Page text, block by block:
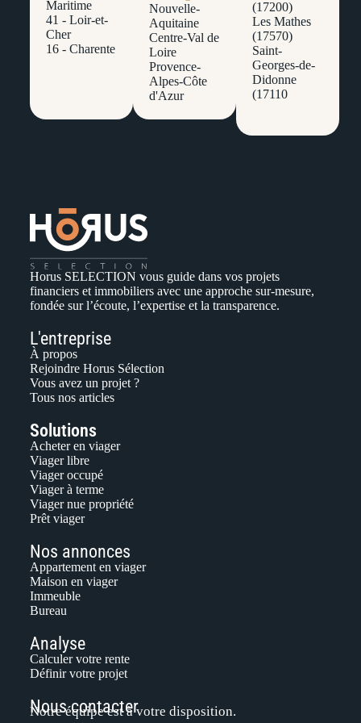
Maritime
41 - Loir-et-
Cher
16 - Charente
Nouvelle-
Aquitaine
Centre-Val de
Loire
Provence-
Alpes-Côte
d'Azur
(17200)
Les Mathes
(17570)
Saint-
Georges-de-
Didonne
(17110
Horus SELECTION vous guide dans vos projets
financiers et immobiliers avec une approche sur-mesure,
fondée sur l’écoute, l’expertise et la transparence.
L'entreprise
À propos
Rejoindre Horus Sélection
Vous avez un projet ?
Tous nos articles
Solutions
Acheter en viager
Viager libre
Viager occupé
Viager à terme
Viager nue propriété
Prêt viager
Nos annonces
Appartement en viager
Maison en viager
Immeuble
Bureau
Analyse
Calculer votre rente
Définir votre projet
Nous contacter
Notre équipe est à votre disposition.